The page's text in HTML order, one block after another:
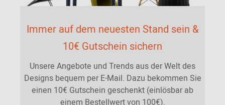
Immer auf dem neuesten Stand sein &
10€ Gutschein sichern
Unsere Angebote und Trends aus der Welt des
Designs bequem per E-Mail. Dazu bekommen Sie
einen 10€ Gutschein geschenkt (einlösbar ab
einem Bestellwert von 100€).